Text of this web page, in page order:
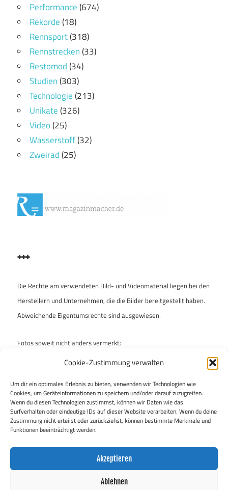
Cookie-Zustimmung verwalten
Um dir ein optimales Erlebnis zu bieten, verwenden wir Technologien wie
Cookies, um Geräteinformationen zu speichern und/oder darauf zuzugreifen.
Wenn du diesen Technologien zustimmst, können wir Daten wie das
Surfverhalten oder eindeutige IDs auf dieser Website verarbeiten. Wenn du deine
Zustimmung nicht erteilst oder zurückziehst, können bestimmte Merkmale und
Funktionen beeinträchtigt werden.
Akzeptieren
Ablehnen
Performance(674)
Rekorde(18)
Rennsport(318)
Rennstrecken(33)
Restomod(34)
Studien(303)
Technologie(213)
Unikate(326)
Video(25)
Wasserstoff(32)
Zweirad(25)
+++
Die Rechte am verwendeten Bild- und Videomaterial liegen bei den
Herstellern und Unternehmen, die die Bilder bereitgestellt haben.
Abweichende Eigentumsrechte sind ausgewiesen.
Fotos soweit nicht anders vermerkt:
Archiv „enzo & ferdinand“
„enzo & ferdinand“ ist bei der Auswahl der Fotos mit Umsicht
vorgegangen, um keine Rechte Dritter zu verletzen. Falls dies
dennoch geschehen sein sollte, bittet die Redaktion um kurze
Nachricht.